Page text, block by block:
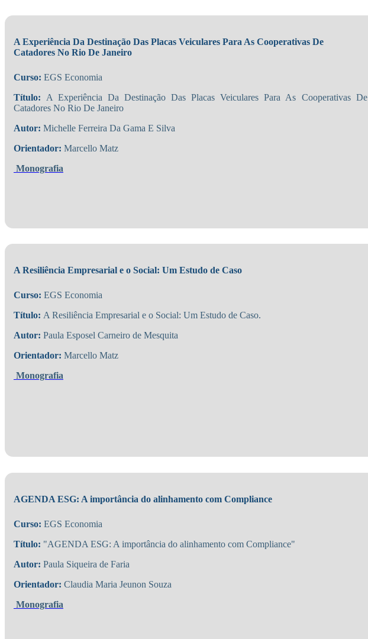
A Experiência Da Destinação Das Placas Veiculares Para As Cooperativas De
Catadores No Rio De Janeiro
Curso: EGS Economia
Título: A Experiência Da Destinação Das Placas Veiculares Para As Cooperativas De
Catadores No Rio De Janeiro
Autor: Michelle Ferreira Da Gama E Silva
Orientador: Marcello Matz
Monografia
A Resiliência Empresarial e o Social: Um Estudo de Caso
Curso: EGS Economia
Título: A Resiliência Empresarial e o Social: Um Estudo de Caso.
Autor: Paula Esposel Carneiro de Mesquita
Orientador: Marcello Matz
Monografia
AGENDA ESG: A importância do alinhamento com Compliance
Curso: EGS Economia
Título: "AGENDA ESG: A importância do alinhamento com Compliance"
Autor: Paula Siqueira de Faria
Orientador: Claudia Maria Jeunon Souza
Monografia